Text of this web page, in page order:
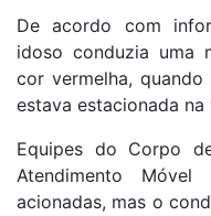
De acordo com
idoso conduzia uma
cor vermelha,
estava estacionada na
Equipes do Corpo
Atendimento
acionadas, mas o